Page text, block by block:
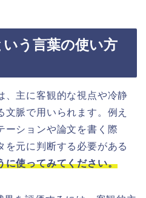
いう言葉の使い方
、主に客観的な視点や冷静
脈で用いられます。例え
ーションや論文を書く際
を元に判断する必要がある
に使ってみてください。